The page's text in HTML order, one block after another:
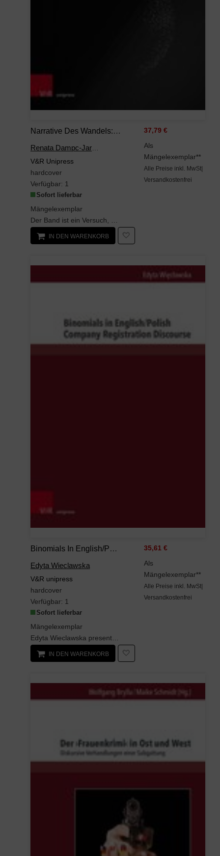
Narrative Des Wandels: Transformationsprozesse Nach 1989 In Den Mittel- Und Osteuropäischen Literaturen (TRANSitions: Transdisciplinary, Transmedial ... Und Transnationale Studien Zur Kultur)
V&R Unipress
hardcover
Verfügbar: 1
Sofort lieferbar
Mängelexemplar
37,79 €
Als
Mängelexemplar**
Alle Preise inkl. MwSt|
Versandkostenfrei
IN DEN WARENKORB
Binomials In English/Polish Company Registration Discourse: The Study Of Linguistic Profile And Translation Patterns (Interdisziplinäre Verortungen Der Angewandten Linguistik)
Edyta Wieclawska
V&R unipress
hardcover
Verfügbar: 1
Sofort lieferbar
Mängelexemplar
35,61 €
Als
Mängelexemplar**
Alle Preise inkl. MwSt|
Versandkostenfrei
IN DEN WARENKORB